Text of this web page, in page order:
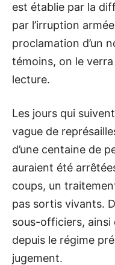
est établie par la
par l’irruption
proclamation d’un
témoins, on le
lecture.
Les jours qui
vague de
d’une centaine de
auraient été
coups, un
pas sortis vivants.
sous-officiers, ainsi
depuis le régime
jugement.